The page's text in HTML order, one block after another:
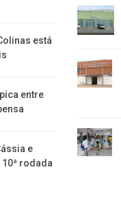
está
entre
e
rodada